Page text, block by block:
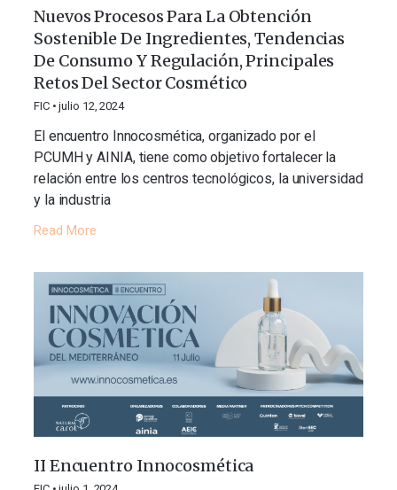
Nuevos Procesos Para La Obtención
Sostenible De Ingredientes, Tendencias
De Consumo Y Regulación, Principales
Retos Del Sector Cosmético
FIC julio 12, 2024
El encuentro Innocosmética, organizado por el
PCUMH y AINIA, tiene como objetivo fortalecer la
relación entre los centros tecnológicos, la universidad
y la industria
Read More
II Encuentro Innocosmética